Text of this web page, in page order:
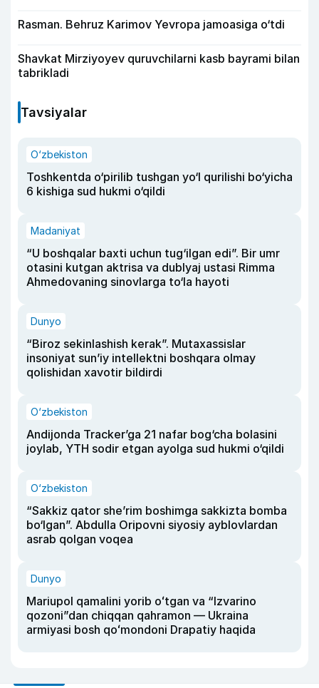
Rasman. Behruz Karimov Yevropa jamoasiga o‘tdi
Shavkat Mirziyoyev quruvchilarni kasb bayrami bilan
tabrikladi
Tavsiyalar
O‘zbekiston
Toshkentda o‘pirilib tushgan yo‘l qurilishi bo‘yicha
6 kishiga sud hukmi o‘qildi
Madaniyat
“U boshqalar baxti uchun tug‘ilgan edi”. Bir umr
otasini kutgan aktrisa va dublyaj ustasi Rimma
Ahmedovaning sinovlarga to‘la hayoti
Dunyo
“Biroz sekinlashish kerak”. Mutaxassislar
insoniyat sun’iy intellektni boshqara olmay
qolishidan xavotir bildirdi
O‘zbekiston
Andijonda Tracker’ga 21 nafar bog‘cha bolasini
joylab, YTH sodir etgan ayolga sud hukmi o‘qildi
O‘zbekiston
“Sakkiz qator she’rim boshimga sakkizta bomba
bo‘lgan”. Abdulla Oripovni siyosiy ayblovlardan
asrab qolgan voqea
Dunyo
Mariupol qamalini yorib oʻtgan va “Izvarino
qozoni”dan chiqqan qahramon — Ukraina
armiyasi bosh qoʻmondoni Drapatiy haqida